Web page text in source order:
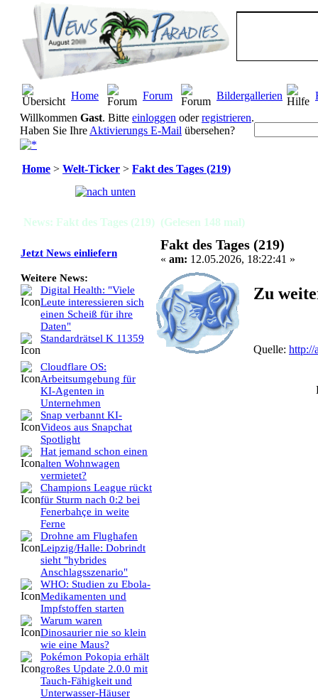
Home Forum Bildergallerien
Willkommen Gast. Bitte einloggen oderregistrieren.
Haben Sie Ihre Aktivierungs E-Mail übersehen?
Home > Welt-Ticker > Fakt des Tages (219)
News: Fakt des Tages (219) (Gelesen 148 mal)
Jetzt News einliefern
Weitere News:
Digital Health: "Viele
Leute interessieren sich
einen Scheiß für ihre
Daten"
Standardrätsel K 11359
Cloudflare OS:
Arbeitsumgebung für
KI-Agenten in
Unternehmen
Snap verbannt KI-
Videos aus Snapchat
Spotlight
Hat jemand schon einen
alten Wohnwagen
vermietet?
Champions League rückt
für Sturm nach 0:2 bei
Fenerbahçe in weite
Ferne
Drohne am Flughafen
Leipzig/Halle: Dobrindt
sieht "hybrides
Anschlagsszenario"
WHO: Studien zu Ebola-
Medikamenten und
Impfstoffen starten
Warum waren
Dinosaurier nie so klein
wie eine Maus?
Pokémon Pokopia erhält
großes Update 2.0.0 mit
Tauch-Fähigkeit und
Unterwasser-Häuser
Fakt des Tages (219)
« am: 12.05.2026, 18:22:41 »
Zu
Quelle: http://